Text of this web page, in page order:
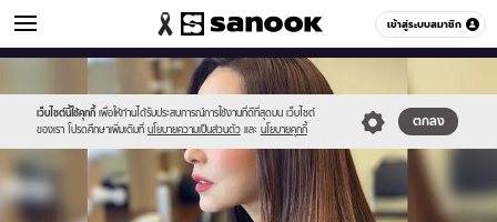
เข้าสู่ระบบสมาชิก
ข่าวบันเทิง หมวดอื่นๆ
เว็บไซต์นี้ใช้คุกกี้ เพื่อให้ท่านได้รับประสบการณ์การใช้งานที่ดีที่สุดบน เว็บไซต์
ของเรา โปรดศึกษาเพิ่มเติมที่ นโยบายความเป็นส่วนตัว และ นโยบายคุกกี้
ตกลง
//s.isanook.com/sr/0/images/logo-
new-
sanook.png
//s.isanook.com/ns/0/ud/1824/9122338/masha2.jpg